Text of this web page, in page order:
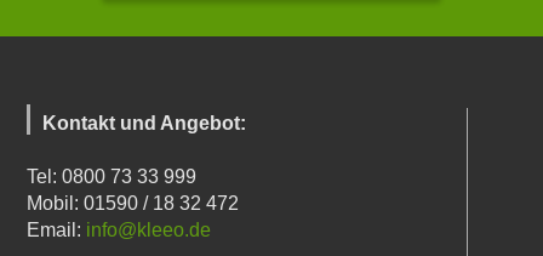
Kontakt und Angebot:
Tel: 0800 73 33 999
Mobil: 01590 / 18 32 472
Email: info@kleeo.de